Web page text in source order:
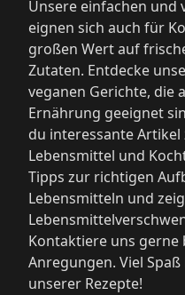
Unsere einfachen und
eignen sich auch für
großen Wert auf
Zutaten. Entdecke
veganen Gerichte, die
Ernährung geeignet
du interessante
Lebensmittel und
Tipps zur richtigen
Lebensmitteln und
Kontaktiere uns gerne
Anregungen. Viel
unserer Rezepte!